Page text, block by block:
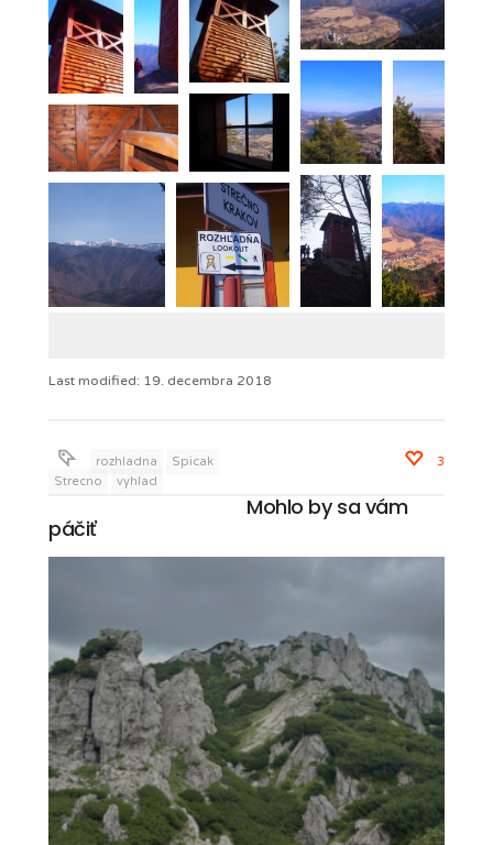
Last modified: 19. decembra 2018
rozhladna
Spicak
Strecno
vyhlad
3
Mohlo by sa vám
páčiť